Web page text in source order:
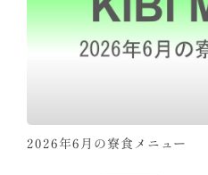
2026年6月の寮食メニュー